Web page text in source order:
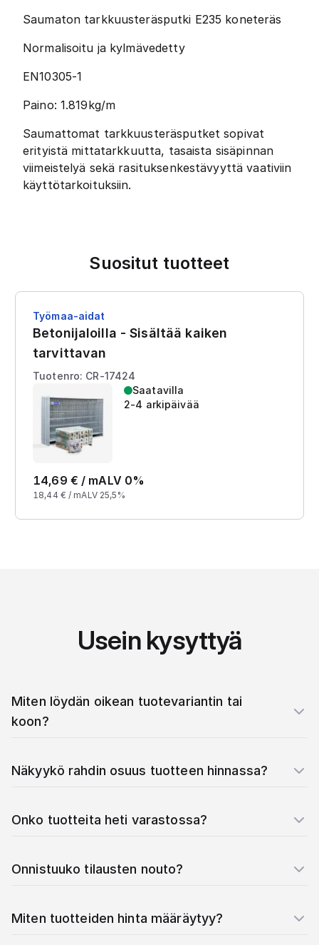
Saumaton tarkkuusteräsputki E235 koneteräs
Normalisoitu ja kylmävedetty
EN10305-1
Paino: 1.819kg/m
Saumattomat tarkkuusteräsputket sopivat
erityistä mittatarkkuutta, tasaista sisäpinnan
viimeistelyä sekä rasituksenkestävyyttä vaativiin
käyttötarkoituksiin.
Suositut tuotteet
Työmaa-aidat
Betonijaloilla - Sisältää kaiken
tarvittavan
Tuotenro: CR-17424
Saatavilla
2-4 arkipäivää
14,69 € / mALV 0%
18,44 € / mALV 25,5%
Usein kysyttyä
Miten löydän oikean tuotevariantin tai
koon?
Näkyykö rahdin osuus tuotteen hinnassa?
Onko tuotteita heti varastossa?
Onnistuuko tilausten nouto?
Miten tuotteiden hinta määräytyy?